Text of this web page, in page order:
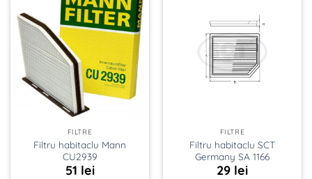
FILTRE
Filtru habitaclu Mann
CU2939
51 lei
FILTRE
Filtru habitaclu SCT
Germany SA 1166
29 lei